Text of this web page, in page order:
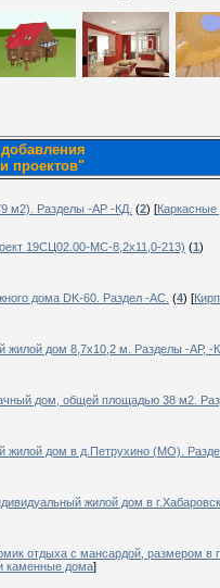
проектов"
м2). Разделы -АР -КД. (2) [
19СЦ02.00-МС-8,2х11,0-213) (1)
дома DK-60. Раздел -АС. (4) [
жилой дом 8,7х10,2 м. Разделы -АР, -
дом, общей площадью 38 м2.
жилой дом в д.Петрухино (МО).
жилой дом в
отдыха с мансардой, размером в
каменные дома]